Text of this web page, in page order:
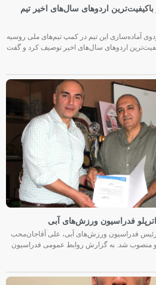
اردوهای سال‌های اخیر تیم
آماده‌سازی این تیم در کمپ تیم‌های ملی روسیه
اردوهای سال‌های اخیر توصیف کرد و گفت
فدراسیون ورزش‌های آبی
فدراسیون ورزش‌های آبی، علی آقاجان‌محب
منصوب شد. به گزارش روابط عمومی فدراسیون